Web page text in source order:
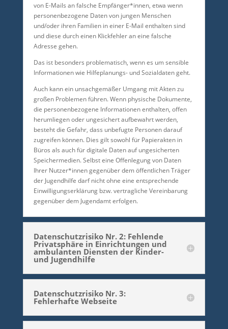
von E-Mails an falsche Empfänger*innen, etwa wenn
personenbezogene Daten von jungen Menschen
und/oder ihren Familien in einer E-Mail enthalten sind
und diese durch einen Klickfehler an eine falsche
Adresse gehen.
Das ist besonders problematisch, wenn es um sensible
Informationen wie Hilfeplanungs- und Sozialdaten geht.
Auch kann ein unsachgemäßer Umgang mit Akten zu
großen Problemen führen. Wenn physische Dokumente,
die personenbezogene Informationen enthalten, offen
herumliegen oder ungesichert aufbewahrt werden,
besteht die Gefahr, dass unbefugte Personen darauf
zugreifen können. Dies gilt sowohl für Papierakten in
Büros als auch für digitale Daten auf ungesicherten
Speichermedien. Selbst eine Offenlegung von Daten
Ihrer Nutzer*innen gegenüber dem öffentlichen Träger
der Jugendhilfe darf nicht ohne eine entsprechende
Einwilligungserklärung bzw. vertragliche Vereinbarung
gegenüber dem Jugendamt erfolgen.
Datenschutzrisiko Nr. 2: Fehlende
Privatsphäre in Einrichtungen und
ambulanten Diensten der Kinder-
und Jugendhilfe
Datenschutzrisiko Nr. 3:
Fehlerhafte Webseite